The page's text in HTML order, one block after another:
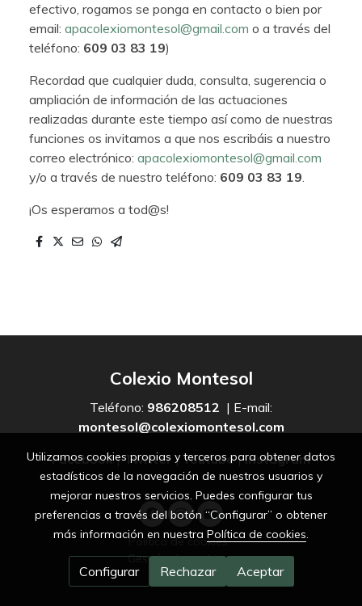
efectivo, rogamos se ponga en contacto o bien por
email: apacolexiomontesol@gmail.com o a través del
teléfono: 609 03 83 19)
Recordad que cualquier duda, consulta, sugerencia o
ampliación de información de las actuaciones
realizadas durante este tiempo así como de nuestras
funciones os invitamos a que nos escribáis a nuestro
correo electrónico: apacolexiomontesol@gmail.com
y/o a través de nuestro teléfono: 609 03 83 19.
¡Os esperamos a tod@s!
Colexio Montesol
Teléfono: 986208512 | E-mail:
montesol@colexiomontesol.com
Facebook|Twitter | Youtube|Instagram
Política de cookies
Gestión de cookies
Utilizamos cookies propias y terceros para obtener datos
estadísticos de la navegación de nuestros usuarios y
mejorar nuestros servicios. Puedes configurar tus
preferencias a través del botón “Configurar” o obtener
más información en nuestra Política de cookies.
Configurar Rechazar Aceptar